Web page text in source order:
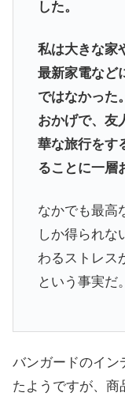
した。
私は大きな家
最新家電など
ではなかった
おかげで、友
華な旅行をす
ることに一層
なかでも最高
しか得られな
わるストレス
という事実だ。
バンガードのイン
たようですが、商